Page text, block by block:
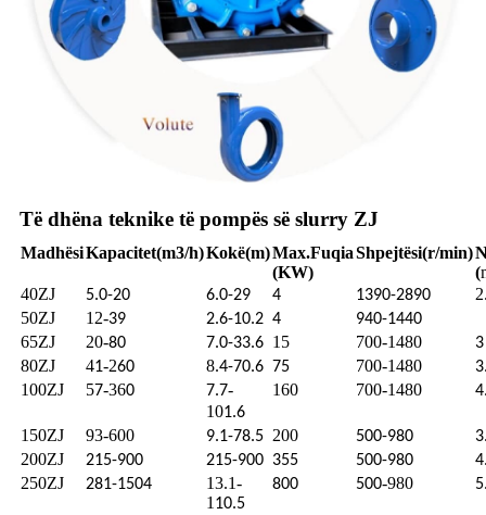
Të dhëna teknike të pompës së slurry ZJ
MadhësiKapacitet(m3/h)Kokë(m)Max.Fuqia
(KW)
Shpejtësi(r/min)
(
40ZJ
5.0-20 6.0-29 4 1390-2890
50ZJ
12-39 2.6-10.2 4 940-1440
65ZJ 20-80 7.0-33.6 15 700-1480 3
80ZJ 41-260 8.4-70.6 75 700-1480
100ZJ 57-360 7.7-
101.6
160 700-1480
150ZJ 93-600 9.1-78.5 200 500-980
200ZJ 215-900 215-900 355 500-980
250ZJ 281-1504
13.1-
1 10.5
800 500-980